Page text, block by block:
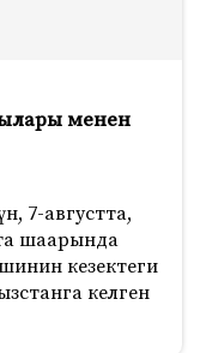
менен
7-августта,
шаарында
кезектеги
келген